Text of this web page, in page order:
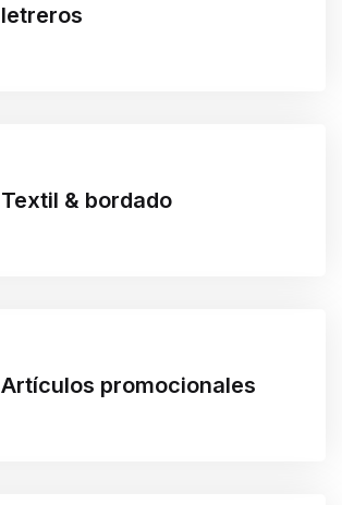
letreros
Textil & bordado
Artículos promocionales